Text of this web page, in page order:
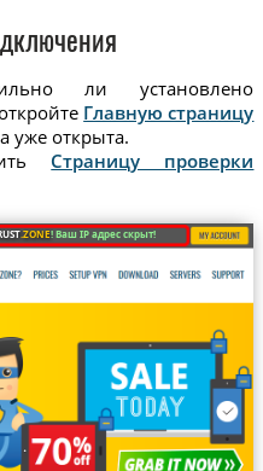
ли установлено
Главную страницу
уже открыта.
Страницу проверки
.ZONE! Ваш IP адрес скрыт!